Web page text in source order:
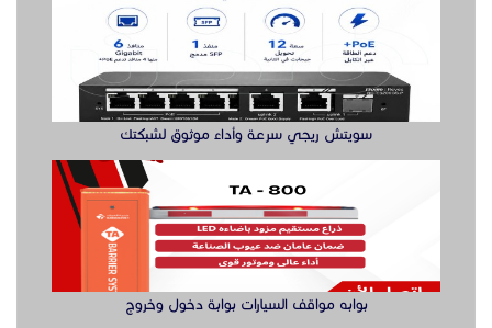
سويتش ريجي سرعة وأداء موثوق لشبكتك
بوابه مواقف السيارات بوابة دخول وخروج